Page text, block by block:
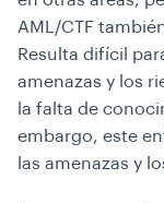
AML/CTF
Resulta difícil
amenazas y los
la falta de
embargo, este
las amenazas y